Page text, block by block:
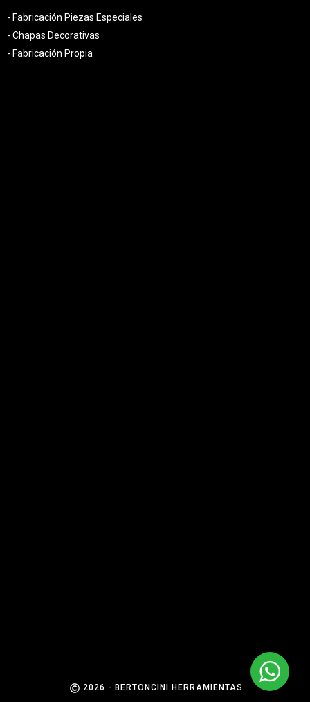
- Fabricación Piezas Especiales
- Chapas Decorativas
- Fabricación Propia
2026 - BERTONCINI HERRAMIENTAS